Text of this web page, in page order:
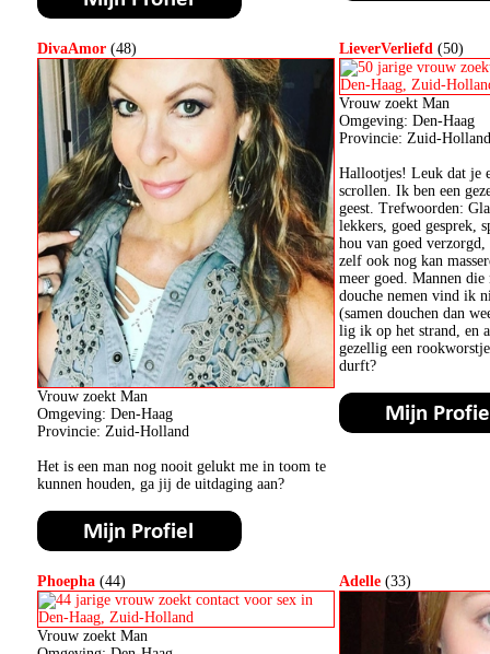
DivaAmor (48)
Vrouw zoekt Man
Omgeving: Den-Haag
Provincie: Zuid-Holland
Het is een man nog nooit gelukt me in toom te
kunnen houden, ga jij de uitdaging aan?
LieverVerliefd (50)
Vrouw zoekt Man
Omgeving: Den-Haag
Provincie: Zuid-Holland
Hallootjes! Leuk dat je
scrollen. Ik ben een
geest. Trefwoorden:
lekkers, goed gesprek,
hou van goed
zelf ook nog kan
meer goed. Mannen
douche nemen vind ik
(samen douchen dan
lig ik op het strand, en
gezellig een
durft?
Phoepha (44)
Vrouw zoekt Man
Adelle (33)